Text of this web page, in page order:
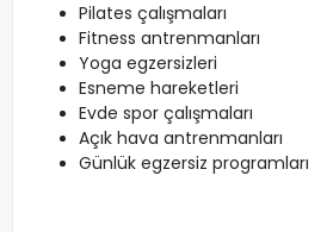
Pilates çalışmaları
Fitness antrenmanları
Yoga egzersizleri
Esneme hareketleri
Evde spor çalışmaları
Açık hava antrenmanları
Günlük egzersiz programları